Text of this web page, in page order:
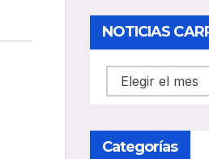
d
o
NOTICIAS
NOTICIAS
CARRIL
Categorías